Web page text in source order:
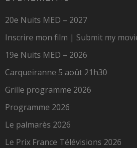
20e Nuits MED – 2027
Inscrire mon film | Submit my
19e Nuits MED – 2026
Carqueiranne 5 août 21h30
Grille programme 2026
Programme 2026
Le palmarès 2026
Le Prix France Télévisions 2026